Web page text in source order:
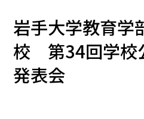
岩手大学教育学
校 第34回学校
発表会